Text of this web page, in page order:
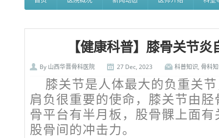
【健康科普】膝骨关节
By 山西华晋骨科医院 27 Dec, 2023 科普知识, 骨科
膝关节是人体最大的负重关
肩负很重要的使命，膝关节由
骨平台有半月板，股骨髁上面
股骨间的冲击力。